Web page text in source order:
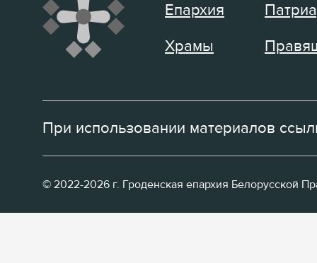
Епархия
Храмы
При использовании материалов
© 2022-2026 г. Гроденская епархия Белорусской